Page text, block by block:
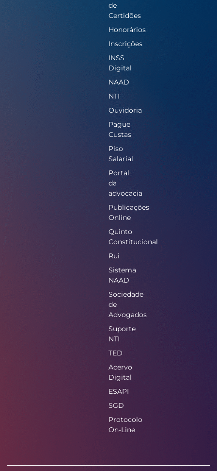
de
Certidões
Honorários
Inscrições
INSS
Digital
NAAD
NTI
Ouvidoria
Pague
Custas
Piso
Salarial
Portal
da
advocacia
Publicações
Online
Quinto
Constitucional
Rui
Sistema
NAAD
Sociedade
de
Advogados
Suporte
NTI
TED
Acervo
Digital
ESAPI
SGD
Protocolo
On-Line